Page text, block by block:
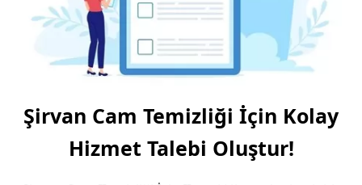
Şirvan Cam Temizliği İçin Kolay
Hizmet Talebi Oluştur!